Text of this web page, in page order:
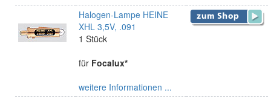
Halogen-Lampe HEINE
XHL 3,5V, .091
1 Stück
für Focalux*
weitere Informationen ...